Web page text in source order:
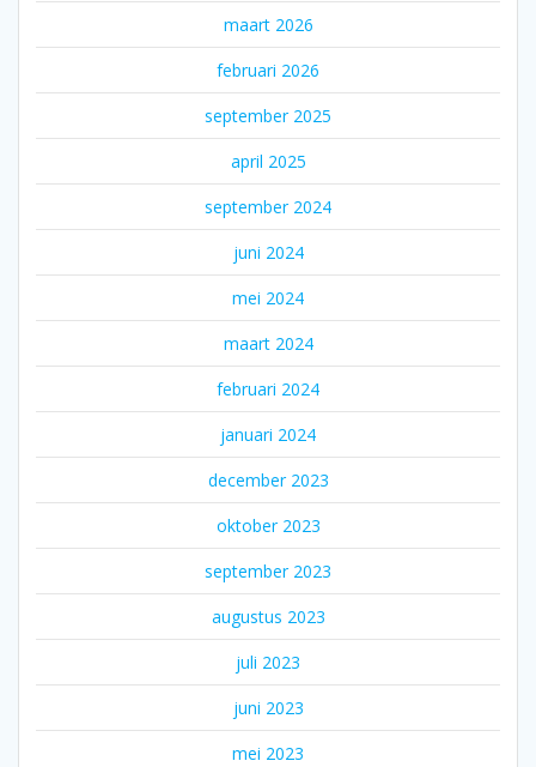
maart 2026
februari 2026
september 2025
april 2025
september 2024
juni 2024
mei 2024
maart 2024
februari 2024
januari 2024
december 2023
oktober 2023
september 2023
augustus 2023
juli 2023
juni 2023
mei 2023